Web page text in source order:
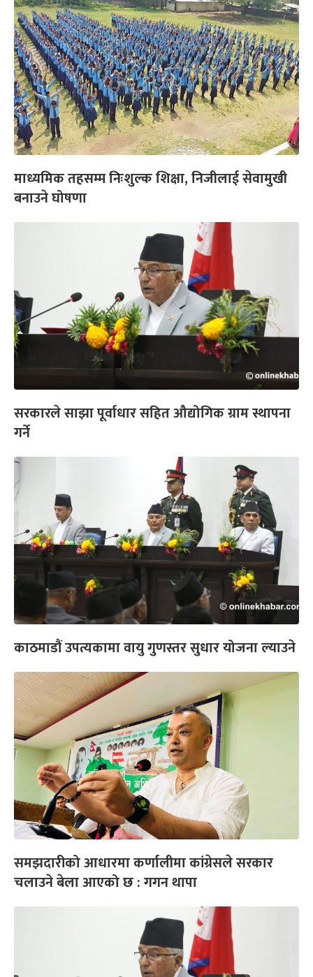
माध्यमिक तहसम्म निःशुल्क शिक्षा, निजीलाई सेवामुखी
बनाउने घोषणा
सरकारले साझा पूर्वाधार सहित औद्योगिक ग्राम स्थापना
गर्ने
काठमाडौं उपत्यकामा वायु गुणस्तर सुधार योजना ल्याउने
समझदारीको आधारमा कर्णालीमा कांग्रेसले सरकार
चलाउने बेला आएको छ : गगन थापा